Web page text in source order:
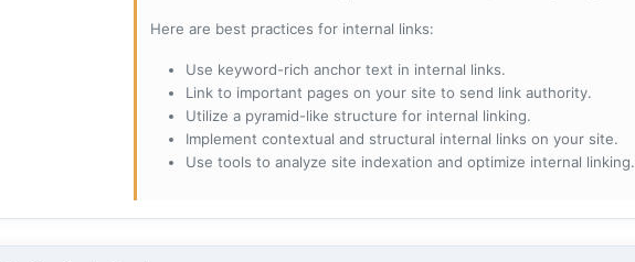
Here are best practices for internal links:
Use keyword-rich anchor text in internal links.
Link to important pages on your site to send link authority.
Utilize a pyramid-like structure for internal linking.
Implement contextual and structural internal links on your site.
Use tools to analyze site indexation and optimize internal linking.